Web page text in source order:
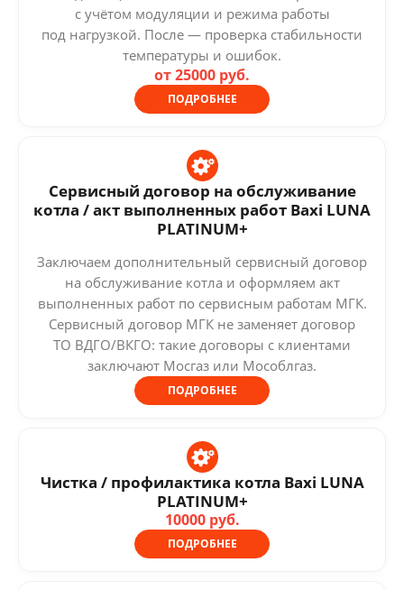
с учётом модуляции и режима работы
под нагрузкой. После — проверка стабильности
температуры и ошибок.
от 25000 руб.
ПОДРОБНЕЕ
Сервисный договор на обслуживание
котла / акт выполненных работ Baxi LUNA
PLATINUM+
Заключаем дополнительный сервисный договор
на обслуживание котла и оформляем акт
выполненных работ по сервисным работам МГК.
Сервисный договор МГК не заменяет договор
ТО ВДГО/ВКГО: такие договоры с клиентами
заключают Мосгаз или Мособлгаз.
ПОДРОБНЕЕ
Чистка / профилактика котла Baxi LUNA
PLATINUM+
10000 руб.
ПОДРОБНЕЕ